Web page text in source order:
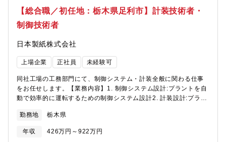
【総合職／初任地：栃木県足利市】計装技術者・
制御技術者
日本製紙株式会社
上場企業 正社員 未経験可
同社工場の工務部門にて、制御システム・計装全般に関わる仕事
をお任せします。【業務内容】1. 制御システム設計:プラントを自
動で効率的に運転するための制御システム設計2. 計装設計:プラン
作成3. システム実装:制御システム設計・計装設計を実装するため
の施工管理・試運転・性能評価4. メンテナンス:プラントの保守、
点検、修理【キャリアパス】・将来の経営幹部候補である総合職
勤務地 栃木県
年収 426万円～922万円